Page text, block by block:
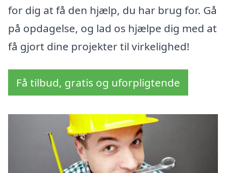
for dig at få den hjælp, du har brug for. Gå
på opdagelse, og lad os hjælpe dig med at
få gjort dine projekter til virkelighed!
Få tilbud, gratis og uforpligtende